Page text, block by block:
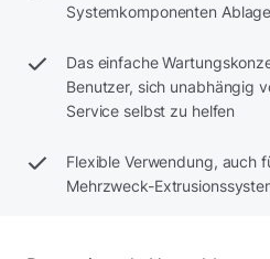
Systemkomponenten
Das einfache
Benutzer, sich unabhängig
Service selbst zu helfen
Flexible Verwendung, auch
Mehrzweck-